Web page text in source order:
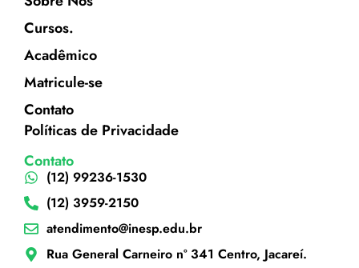
Cursos.
Acadêmico
Matricule-se
Contato
Políticas de Privacidade
Contato
(12) 99236-1530
(12) 3959-2150
atendimento@inesp.edu.br
Rua General Carneiro nº 341 Centro, Jacareí.